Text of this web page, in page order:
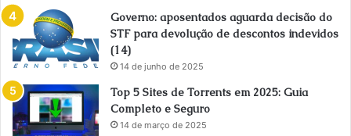
Governo: aposentados aguarda decisão do
STF para devolução de descontos indevidos
(14)
14 de junho de 2025
Top 5 Sites de Torrents em 2025: Guia
Completo e Seguro
14 de março de 2025